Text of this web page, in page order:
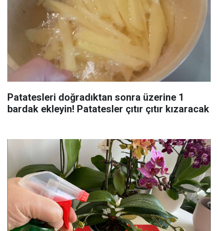
Patatesleri doğradıktan sonra üzerine 1
bardak ekleyin! Patatesler çıtır çıtır kızaracak